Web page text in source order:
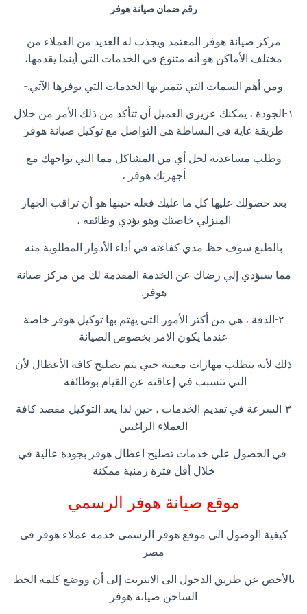
رقم ضمان صيانة هوفر
مركز صيانة هوفر المعتمد ويجذب له العديد من العملاء من
مختلف الأماكن هو أنه متنوع في الخدمات التي أينما يقدمها،
ومن أهم السمات التي تتميز بها الخدمات التي يوفرها الآتي:-
١-الجودة ، يمكنك عزيزي العميل أن تتأكد من ذلك الأمر من خلال
طريقة غاية في البساطة هي التواصل مع توكيل صيانة هوفر
وطلب مساعدته لحل أي من المشاكل مما التي تواجهك مع
أجهزتك هوفر ،
بعد حصولك عليها كل ما عليك فعله حينها هو أن تراقب الجهاز
المنزلي خاصتك وهو يؤدي وظائفه ،
بالطبع سوف حظ مدي كفاءته في أداء الأدوار المطلوبة منه
مما سيؤدي إلي رضاك عن الخدمة المقدمة لك من مركز صيانة
هوفر.
٢-الدقة ، هي من أكثر الأمور التي يهتم بها توكيل هوفر خاصة
عندما يكون الامر بخصوص الصيانة
ذلك لأنه يتطلب مهارات معينة حتي يتم تصليح كافة الأعطال لأن
التي تتسبب في إعاقته عن القيام بوظائفه.
٣-السرعة في تقديم الخدمات ، حين لذا يعد التوكيل مقصد كافة
العملاء الراغبين
.في الحصول علي خدمات تصليح اعطال هوفر بجودة عالية في
خلال أقل فترة زمنية ممكنة
موقع صيانة هوفر الرسمي
كيفية الوصول الى موقع هوفر الرسمى خدمه عملاء هوفر فى
مصر
بالأخص عن طريق الدخول الى الانترنت إلى أن ووضع كلمه الخط
الساخن صيانة هوفر